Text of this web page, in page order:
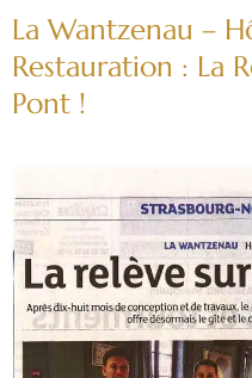
La Wantzenau –
Restauration : La
Pont !